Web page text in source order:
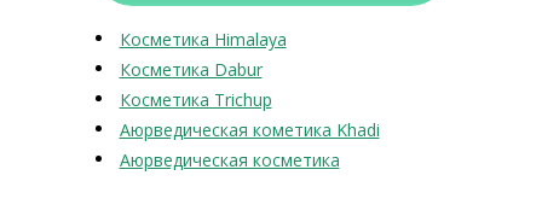
Косметика Himalaya
Косметика Dabur
Косметика Trichup
Аюрведическая кометика Khadi
Аюрведическая косметика